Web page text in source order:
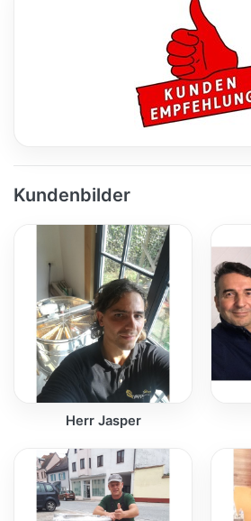
Kundenbilder
Herr Jasper